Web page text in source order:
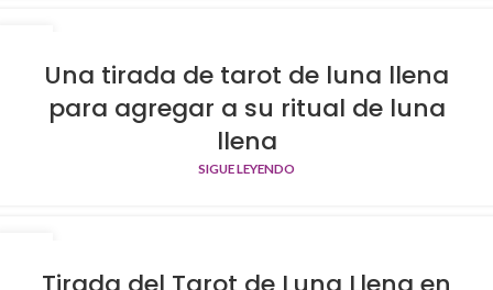
Una tirada de tarot de luna llena
para agregar a su ritual de luna
llena
SIGUE LEYENDO